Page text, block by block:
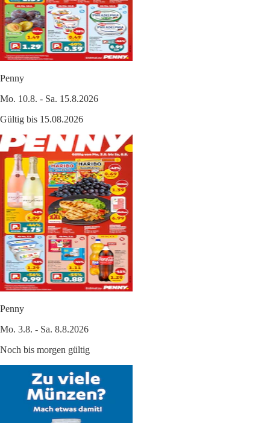
Penny
Mo. 10.8. - Sa. 15.8.2026
Gültig bis 15.08.2026
Penny
Mo. 3.8. - Sa. 8.8.2026
Noch bis morgen gültig